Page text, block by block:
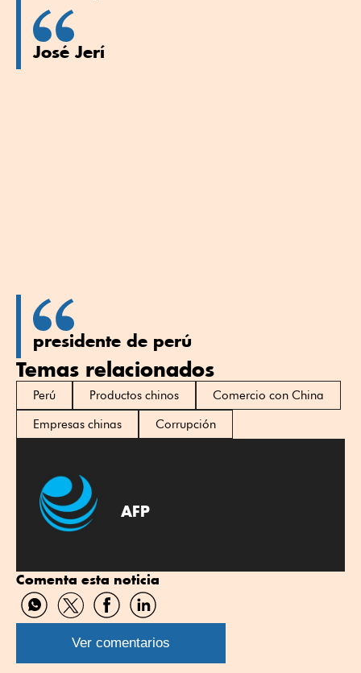
José Jerí
presidente de perú
Temas relacionados
Perú Productos chinos
Comercio con China
Empresas chinas
Corrupción
AFP
Comenta esta noticia
Compartir
por
WhatsApp
Compartir
por
Twitter
Compartir
por
Facebook
Compartir
por
Linkedin
Ver comentarios